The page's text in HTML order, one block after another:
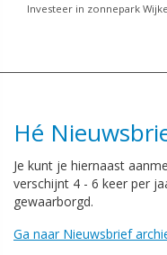
Investeer in zonnepark
Hé
Je kunt je hiernaast
verschijnt 4 - 6 keer per
gewaarborgd.
Ga naar Nieuwsbrief